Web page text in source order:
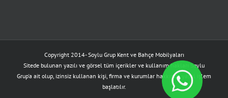
Copyright 2014-Soylu Grup Kent ve Bahçe Mobilyaları
Sitede bulunan yazılı ve görsel tüm içerikler ve kullanım hakları Soylu
Grup'a ait olup, izinsiz kullanan kişi, firma ve kurumlar hakkında yasal işlem
başlatılır.